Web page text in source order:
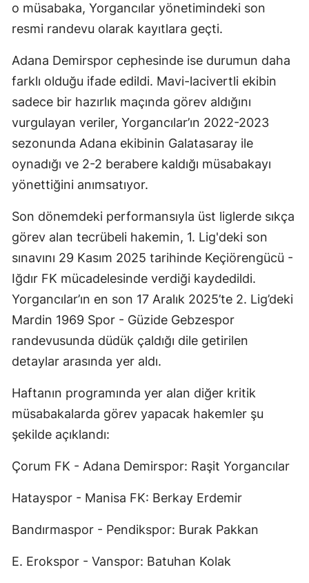
Hakkari
Isparta
Mersin
İstanbul
İzmir
Kastamonu
Kayseri
Kırklareli
Kırşehir
Kocaeli
Kütahya
Malatya
Kahramanmaraş
Mardin
Muğla
Muş
o müsabaka, Yorgancılar yönetimindeki son
resmi randevu olarak kayıtlara geçti.
Adana Demirspor cephesinde ise durumun daha
farklı olduğu ifade edildi. Mavi-lacivertli ekibin
sadece bir hazırlık maçında görev aldığını
vurgulayan veriler, Yorgancılar’ın 2022-2023
sezonunda Adana ekibinin Galatasaray ile
oynadığı ve 2-2 berabere kaldığı müsabakayı
yönettiğini anımsatıyor.
Son dönemdeki performansıyla üst liglerde sıkça
görev alan tecrübeli hakemin, 1. Lig'deki son
sınavını 29 Kasım 2025 tarihinde Keçiörengücü -
Iğdır FK mücadelesinde verdiği kaydedildi.
Yorgancılar’ın en son 17 Aralık 2025’te 2. Lig’deki
Mardin 1969 Spor - Güzide Gebzespor
randevusunda düdük çaldığı dile getirilen
detaylar arasında yer aldı.
Haftanın programında yer alan diğer kritik
müsabakalarda görev yapacak hakemler şu
şekilde açıklandı:
Çorum FK - Adana Demirspor: Raşit Yorgancılar
Hatayspor - Manisa FK: Berkay Erdemir
Bandırmaspor - Pendikspor: Burak Pakkan
E. Erokspor - Vanspor: Batuhan Kolak